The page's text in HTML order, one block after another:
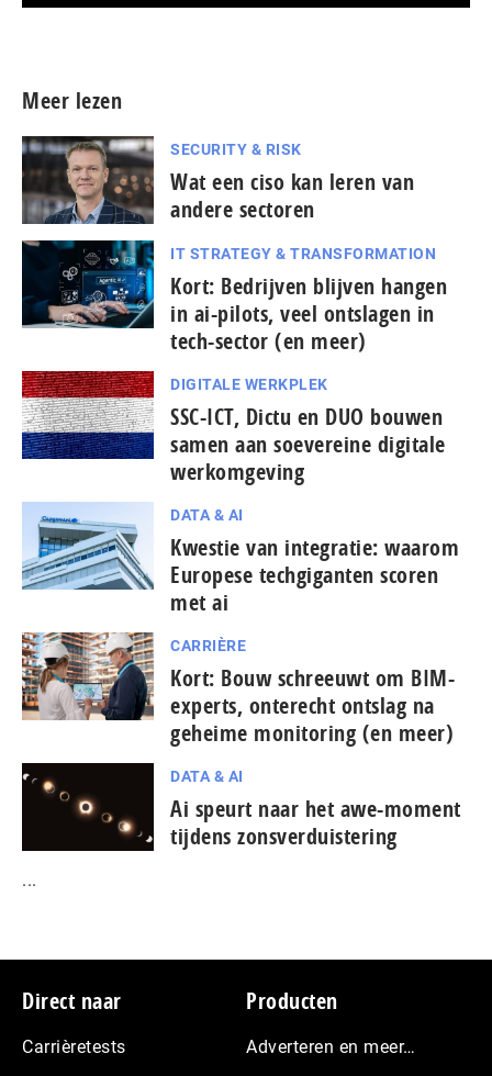
Meer lezen
SECURITY & RISK
Wat een ciso kan leren van
andere sectoren
IT STRATEGY & TRANSFORMATION
Kort: Bedrijven blijven hangen
in ai-pilots, veel ontslagen in
tech-sector (en meer)
DIGITALE WERKPLEK
SSC-ICT, Dictu en DUO bouwen
samen aan soevereine digitale
werkomgeving
DATA & AI
Kwestie van integratie: waarom
Europese tech­gi­gan­ten scoren
met ai
CARRIÈRE
Kort: Bouw schreeuwt om BIM-
experts, onterecht ontslag na
geheime monitoring (en meer)
DATA & AI
Ai speurt naar het awe-moment
tijdens zonsverduistering
...
Footer
Direct naar
Carrièretests
Producten
Adverteren en meer…